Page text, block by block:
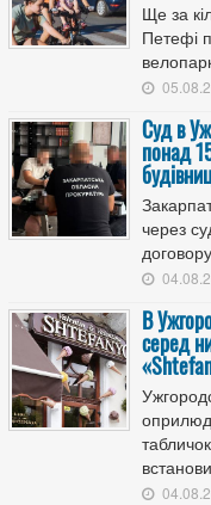
Ще за
Петефі
Cуд в
понад
через
В
серед